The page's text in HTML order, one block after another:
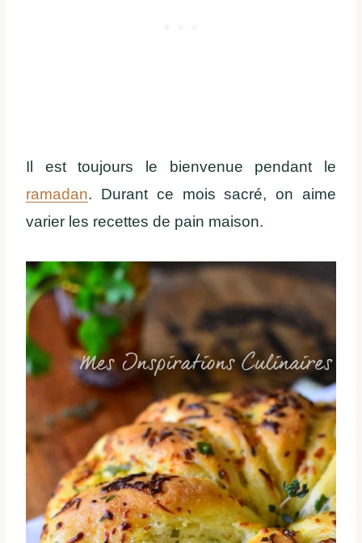
Il est toujours le bienvenue pendant le
ramadan. Durant ce mois sacré, on aime
varier les recettes de pain maison.